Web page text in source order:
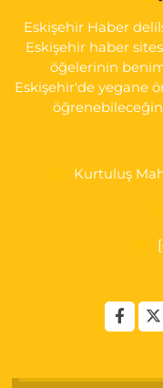
0 (222) 237 75 17
Eskişehir Haber
Eskişehir haber
öğelerinin
Eskişehir'de yegane
Kurtuluş